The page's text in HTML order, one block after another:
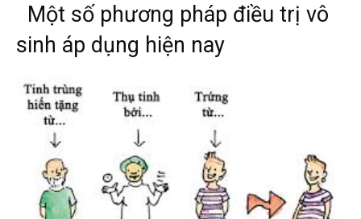
Một số phương pháp điều trị vô
sinh áp dụng hiện nay